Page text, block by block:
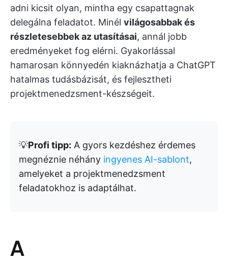
adni kicsit olyan, mintha egy csapattagnak
delegálna feladatot. Minél világosabbak és
részletesebbek az utasításai, annál jobb
eredményeket fog elérni. Gyakorlással
hamarosan könnyedén kiaknázhatja a ChatGPT
hatalmas tudásbázisát, és fejlesztheti
projektmenedzsment-készségeit.
💡Profi tipp: A gyors kezdéshez érdemes
megnéznie néhány ingyenes AI-sablont,
amelyeket a projektmenedzsment
feladatokhoz is adaptálhat.
A